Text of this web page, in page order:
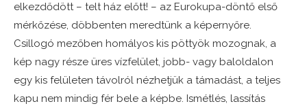
elkezdődött – telt ház előtt! – az Eurokupa-döntő első
mérkőzése, döbbenten meredtünk a képernyőre.
Csillogó mezőben homályos kis pöttyök mozognak, a
kép nagy része üres vízfelület, jobb- vagy baloldalon
egy kis felületen távolról nézhetjük a támadást, a teljes
kapu nem mindig fér bele a képbe. Ismétlés, lassítás